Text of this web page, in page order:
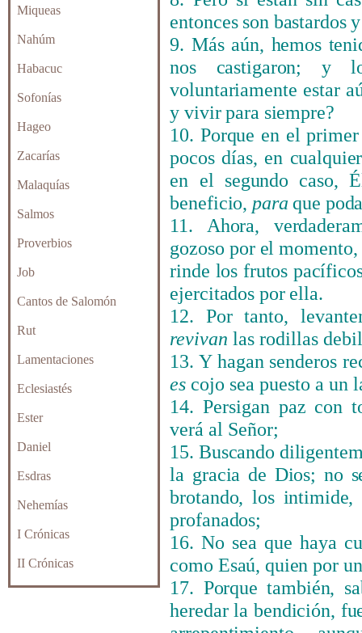
Miqueas
Nahúm
Habacuc
Sofonías
Hageo
Zacarías
Malaquías
Salmos
Proverbios
Job
Cantos de Salomón
Rut
Lamentaciones
Eclesiastés
Ester
Daniel
Esdras
Nehemías
I Crónicas
II Crónicas
entonces son bastardos
9. Más aún, hemos
nos castigaron; y
voluntariamente estar
y vivir para siempre?
10. Porque en el
pocos días, en
en el segundo caso,
beneficio, para que
11. Ahora,
gozoso por el
rinde los frutos
ejercitados por ella.
12. Por tanto,
revivan las rodillas
13. Y hagan senderos
es cojo sea puesto a un
14. Persigan paz con
verá al Señor;
15. Buscando
la gracia de Dios; no
brotando, los
profanados;
16. No sea que haya
como Esaú, quien por
17. Porque también,
heredar la bendición,